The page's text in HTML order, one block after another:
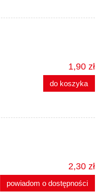
1,90 zł
do koszyka
2,30 zł
powiadom o dostępności